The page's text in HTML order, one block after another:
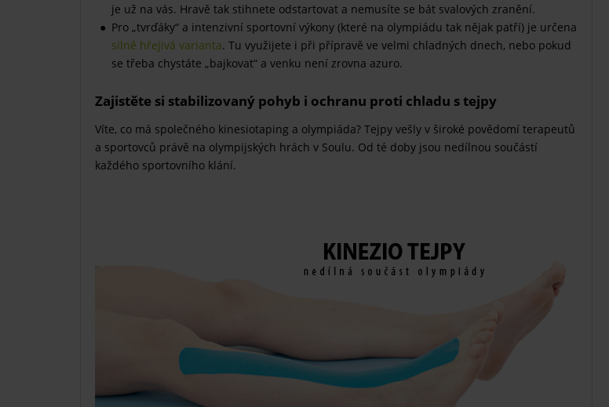
je už na vás. Hravě tak stihnete odstartovat a nemusíte se bát svalových zranění.
Pro „tvrďáky“ a intenzivní sportovní výkony (které na olympiádu tak nějak patří) je určena
silně hřejivá varianta. Tu využijete i při přípravě ve velmi chladných dnech, nebo pokud
se třeba chystáte „bajkovat“ a venku není zrovna azuro.
Zajistěte si stabilizovaný pohyb i ochranu proti chladu s tejpy
Víte, co má společného kinesiotaping a olympiáda? Tejpy vešly v široké povědomí terapeutů
a sportovců právě na olympijských hrách v Soulu. Od té doby jsou nedílnou součástí
každého sportovního klání.